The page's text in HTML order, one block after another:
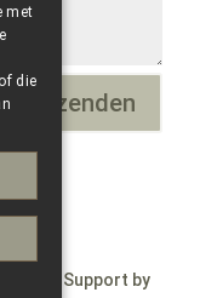
Verzenden
– Support by
met
die